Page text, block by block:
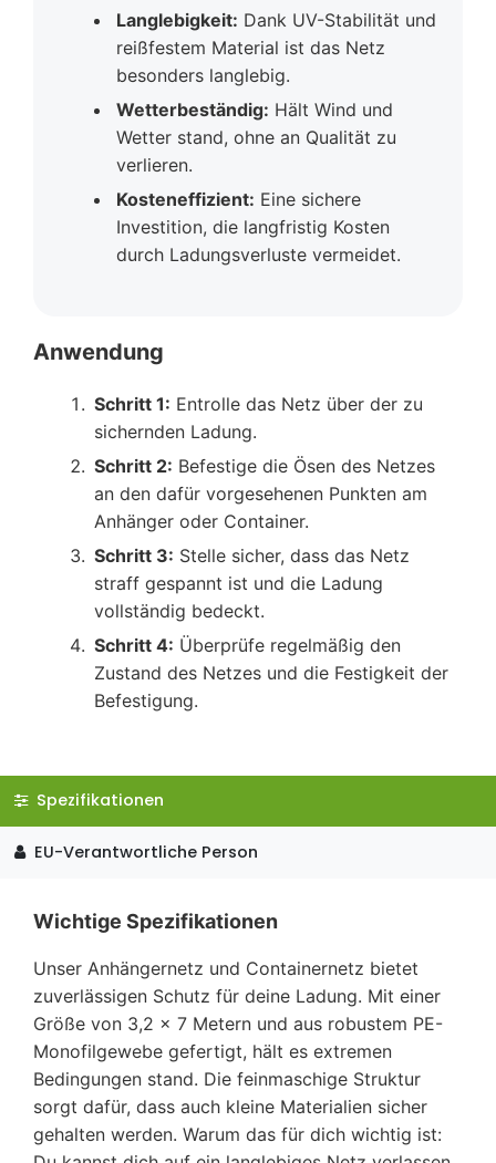
Langlebigkeit: Dank UV-Stabilität und
reißfestem Material ist das Netz
besonders langlebig.
Wetterbeständig: Hält Wind und
Wetter stand, ohne an Qualität zu
verlieren.
Kosteneffizient: Eine sichere
Investition, die langfristig Kosten
durch Ladungsverluste vermeidet.
Anwendung
Schritt 1: Entrolle das Netz über der zu
sichernden Ladung.
Schritt 2: Befestige die Ösen des Netzes
an den dafür vorgesehenen Punkten am
Anhänger oder Container.
Schritt 3: Stelle sicher, dass das Netz
straff gespannt ist und die Ladung
vollständig bedeckt.
Schritt 4: Überprüfe regelmäßig den
Zustand des Netzes und die Festigkeit der
Befestigung.
Spezifikationen
EU-Verantwortliche Person
Wichtige Spezifikationen
Unser Anhängernetz und Containernetz bietet
zuverlässigen Schutz für deine Ladung. Mit einer
Größe von 3,2 x 7 Metern und aus robustem PE-
Monofilgewebe gefertigt, hält es extremen
Bedingungen stand. Die feinmaschige Struktur
sorgt dafür, dass auch kleine Materialien sicher
gehalten werden. Warum das für dich wichtig ist: